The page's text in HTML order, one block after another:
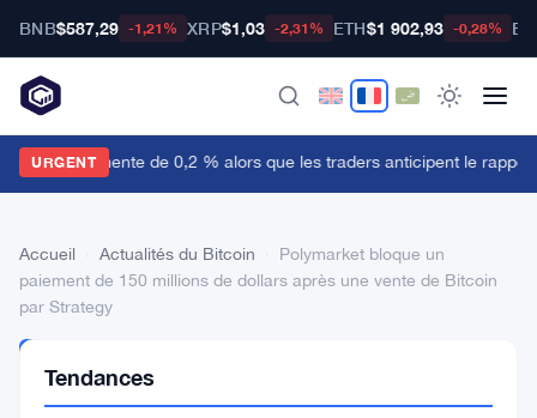
BNB$587,29 -1,21% XRP$1,03 -2,31% ETH$1 902,93 -0,28%
URGENT
dollar augmente de 0,2 % alors que les traders anticipent le
Accueil Actualités du Bitcoin
Polymarket bloque un
paiement de 150 millions de dollars après une vente de Bitcoin
par Strategy
DU BITCOIN
Tendances